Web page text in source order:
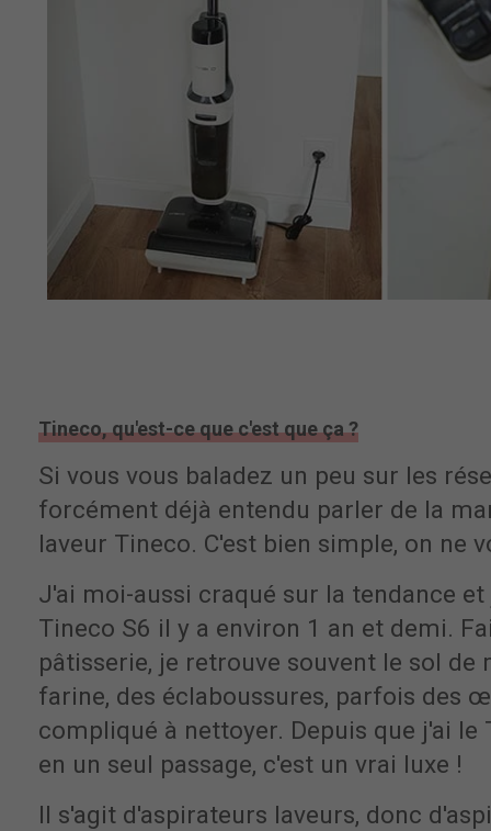
Tineco, qu'est-ce que c'est que ça ?
Si vous vous baladez un peu sur les
forcément déjà entendu parler de la
laveur Tineco. C'est bien simple, on ne
J'ai moi-aussi craqué sur la tendance
Tineco S6 il y a environ 1 an et demi.
pâtisserie, je retrouve souvent le sol de
farine, des éclaboussures, parfois des
compliqué à nettoyer. Depuis que j'ai
en un seul passage, c'est un vrai luxe !
Il s'agit d'aspirateurs laveurs, donc